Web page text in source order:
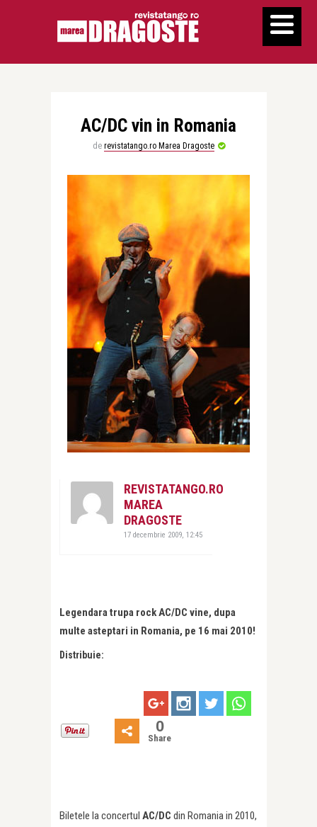
AC/DC vin in Romania
de revistatango.ro Marea Dragoste
REVISTATANGO.RO
MAREA
DRAGOSTE
17 decembrie 2009, 12:45
Legendara trupa rock AC/DC vine, dupa
multe asteptari in Romania, pe 16 mai 2010!
Distribuie:
0
Share
Biletele la concertul AC/DC din Romania in 2010,